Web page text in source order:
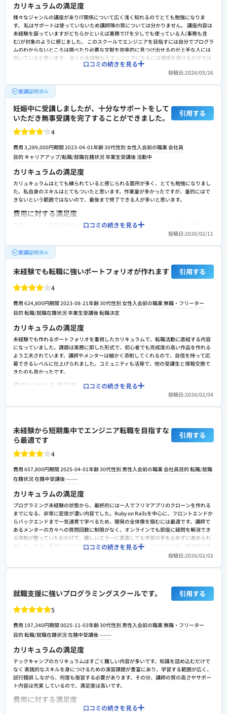
からの生活の水準もかわるとおもっています。がんばります
検討者向けにおすすめポイント
まずは調べること、興味があるなら最後までできるとおもいます。みなさんも副業程度
で気軽に考えていけば大丈夫だとおもいます。
カリキュラムの満足度
様々なジャンルの講座がありIT関係について広く浅く知れるのでとても勉強になりま
す。 私はサポートは使っていないため講師陣の質については分かりません。 講座内容は
未経験を謳っていますがどちらかといえば業務でITを少しでも使っている人(事務も含
む)が対象のように感じました。 このスクールでエンジニアを目指すには自分でプログラ
ムのわからないところは調べたり必要な文献を効率的に見つけ出せるのが上手な人には
向いていると思います。 全くの未経験からエンジニアになるには講座を受けるだけでは
難しくオリジナルを作り出せることが必要だと思うからです。
エンジニアを目指すコースとサブスクで教養を身につけるコースがあります。 エンジニ
アコースは50万くらいして高額です。 教養コースは月額１万円ちょっとで受けられるの
で受講しやすいと思います。 教養コースは過去のエンジニアコースの内容が学習できま
す。
転職や就職/副業・独立サポートの満足度
す。 講座受講中はテックコネクトというところからメールで質問ができるようです。 対
人とAIでの回答があり、対人だと14:00から22:00ぐらいの対応になりますがAIだと24時
あるように感じました。
スクールへの改善ポイント
カリキュラム作成上の制限と対象とする層の制約によるものと思いますが、ある程度完
ラックボックスになるため、この部分の自己探索が必要になります。
検討者向けにおすすめポイント
事務や営業系でPCを使う人にも勉強になると思います。
口コミの続きを見る
投稿日:2026/05/26
受講証明済み
妊娠中に受講しましたが、十分なサポートをして
いただき無事受講を完了することができました。
引用する
4
費用 3,289,000円期間 2023-04-01年齢 30代性別 女性入会前の職業 会社員
目的 キャリアアップ/転職/就職在籍状況 卒業生受講後活動中
カリキュラムの満足度
カリュキュラムはとても練られていると感じられる箇所が多く、とても勉強になりまし
た。私自身のスキルはとてもついたと思います。作業量が多かったですが、量的にはで
きないという範囲ではないので、最後まで修了できる人が多いと思います。
費用に対する満足度
費用については教育訓練給付金で半額助成されました。カリュキュラムがしっかりして
いたため、とても満足しています。その他、就職へのサポート体制や考えると決して費
転職や就職/副業・独立サポートの満足度
職務経歴書の添削はとても丁寧にご指導くださいました。キャリア相談の講師の方も良
い方でした。その点、求人紹介や副業の案内などは特になかったので、どのような仕事
があるかなどだけでも良いので教えていただけると大変ありがたいと感じました。
実際の就職には繋がらなかったので、詳しくはわかりませんが、もう少し副業支援など
あると先が見えた受講になったかと思います。コミュニティについては女性が少ないの
で、男性ばかりの中では少し心細かったです。班分けの際に考慮いただけるとありがた
かったです。
検討者向けにおすすめポイント
困ったことをすぐ尋ねることができ、またその回答も的確だったり、誠実な講師が多い
と感じました。おすすめできます。
口コミの続きを見る
投稿日:2026/02/11
受講証明済み
未経験でも転職に強いポートフォリオが作れます 引用する
4
費用 624,800円期間 2023-08-21年齢 30代性別 女性入会前の職業 無職・フリーター
目的転職/就職在籍状況 卒業生受講後転職決定
カリキュラムの満足度
未経験でも作れるポートフォリオを重視したカリキュラムで、転職活動に直結する内容
になっていました。課題は実務に即した形式で、初心者でも完成度の高い作品を作れる
よう工夫されています。講師やメンターは細かく添削してくれるので、自信を持って応
募できるレベルに仕上げられました。コミュニティも活発で、他の受講生と情報交換で
きたのも良かったです。
費用に対する満足度
ポートフォリオ制作や転職サポートが充実しており、高額ではあるものの費用に十分見
合っていると感じました。メンターからの添削や質問対応が手厚く、未経験でも確実に
転職や就職/副業・独立サポートの満足度
転職支援が非常に手厚く、職務経歴書の添削や面接対策も丁寧に行ってもらえました。
落ちにくくなります。求人紹介も希望に合わせて提案してもらえ、安心して転職活動を
スクールへの改善ポイント
るとさらに学びやすくなると思います。また、コミュニティ内の質問対応に差があるた
め、全員が均等にサポートを受けられる仕組みがあるとより安心です。
検討者向けにおすすめポイント
未経験でも転職で評価されるポートフォリオ作りができ、講師やメンターのサポートも
手厚いスクールです。書類選考や面接にひっかかるレベルまでしっかり仕上げられるの
で、転職を目指す方におすすめです。
口コミの続きを見る
投稿日:2026/02/04
未経験から短期集中でエンジニア転職を目指すな
ら最適です
引用する
4
費用 657,800円期間 2025-04-01年齢 30代性別 男性入会前の職業 会社員目的転職/就職
在籍状況 在籍中受講後------
カリキュラムの満足度
プログラミング未経験の状態から、最終的には一人でフリマアプリのクローンを作れる
までになる、非常に密度が濃い内容でした。Ruby on Railsを中心に、フロントエンドか
らバックエンドまで一気通貫で学べるため、開発の全体像を掴むには最適です。講師で
あるメンターの方々への質問回数に制限がなく、オンラインでも即座に疑問を解消でき
る体制が整っていたおかげで、難しいエラーに直面しても学習の手を止めずに進められ
ました。また、専属のライフコーチが学習進捗を常に管理してくれるため、精神的な支
費用に対する満足度
せないための徹底した進捗管理や、2週間ごとの面談、そして万が一転職ができなかった
場合の全額返金保証制度があることを考えれば、リスクを最小限に抑えた先行投資とし
境と、大手ならではの豊富な転職ノウハウ、企業とのコネクションをフル活用できる点
ています。
転職や就職/副業・独立サポートの満足度
キャリアアドバイザーの質が非常に高く、自己分析から職務経歴書の添削、模擬面接ま
で徹底的に伴走してくれました。未経験からの転職において最大の難関となるポートフ
ォリオの作成についても、企業に評価されるための見せ方を具体的に指導してもらえた
のが心強かったです。紹介される求人もSESから自社開発企業まで幅広く、自分の希望
に沿ったキャリアを一緒に考えてくれる姿勢に好感が持てました。結果として、30歳と
います。
口コミの続きを見る
投稿日:2026/02/02
就職支援に強いプログラミングスクールです。 引用する
5
費用 197,340円期間 0025-11-03年齢 30代性別 男性入会前の職業 無職・フリーター
目的転職/就職在籍状況 在籍中受講後------
カリキュラムの満足度
テックキャンプのカリキュラムはすごく難しい内容が多いです。知識を詰め込むだけで
なく 実践的なスキルを身につけるための演習課題が豊富にあり、学習する範囲が広く、
試行錯誤 しながら、何度も復習する必要があります。その分、講師の質の高さやサポー
ト内容は充実 しているので、満足度は高いです。
費用に対する満足度
充実したサポート体制やカリキュラムの結果、他のプログラミングスクールより料金が
口コミの続きを見る